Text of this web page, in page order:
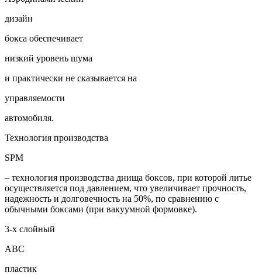
дизайн
бокса обеспечивает
низкий уровень шума
и практически не сказывается на
управляемости
автомобиля.
Технология производства
SPM
– технология производства днища боксов, при которой литье
осуществляется под давлением, что увеличивает прочность,
надежность и долговечность на 50%, по сравнению с
обычными боксами (при вакуумной формовке).
3-х слойный
ABC
пластик